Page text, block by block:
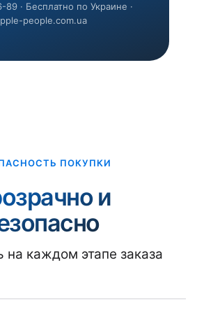
· Бесплатно по Украине ·
people.com.ua
ПОКУПКИ
и
на каждом этапе заказа